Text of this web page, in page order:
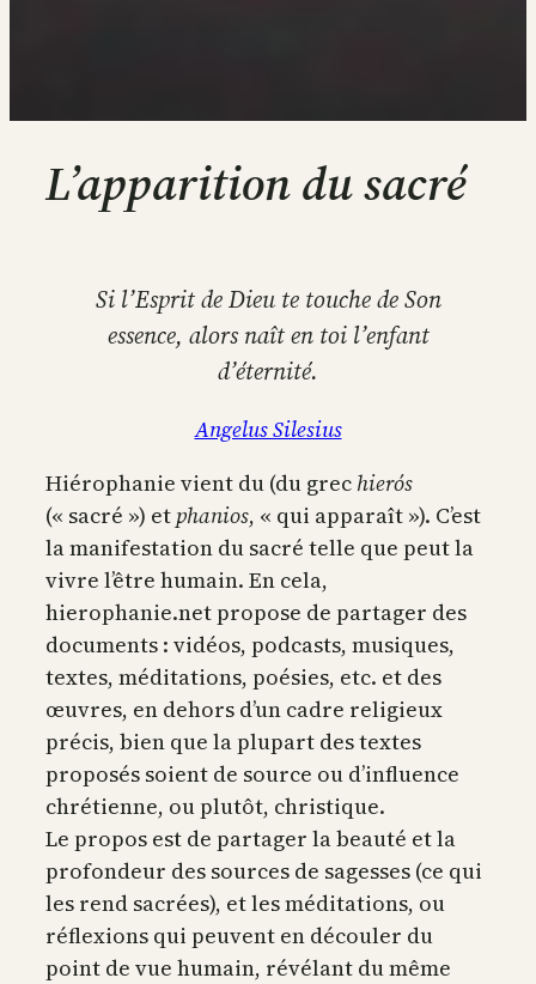
L’apparition du sacré
Si l’Esprit de Dieu te touche de Son
essence, alors naît en toi l’enfant
d’éternité.
Angelus Silesius
Hiérophanie vient du (du grec hierós
(« sacré ») et phanios, « qui apparaît »). C’est
la manifestation du sacré telle que peut la
vivre l’être humain. En cela,
hierophanie.net propose de partager des
documents : vidéos, podcasts, musiques,
textes, méditations, poésies, etc. et des
œuvres, en dehors d’un cadre religieux
précis, bien que la plupart des textes
proposés soient de source ou d’influence
chrétienne, ou plutôt, christique.
Le propos est de partager la beauté et la
profondeur des sources de sagesses (ce qui
les rend sacrées), et les méditations, ou
réflexions qui peuvent en découler du
point de vue humain, révélant du même